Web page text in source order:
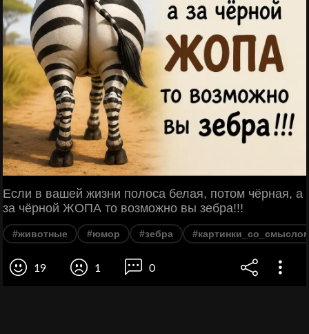
Если в вашей жизни полоса белая, потом чёрная, а
за чёрной ЖОПА то возможно вы зебра!!!
#животные #юмор #зебра
19 1 0